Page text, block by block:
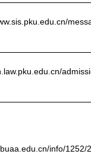
info/1252/